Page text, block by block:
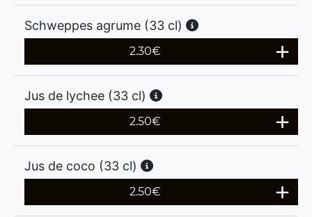
Schweppes agrume (33 cl)
2.30€
Jus de lychee (33 cl)
2.50€
Jus de coco (33 cl)
2.50€